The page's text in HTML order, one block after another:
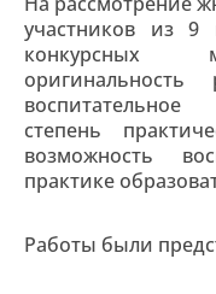
участников из 9
конкурсных
воспитательное
степень
возможность
практике
Работы были